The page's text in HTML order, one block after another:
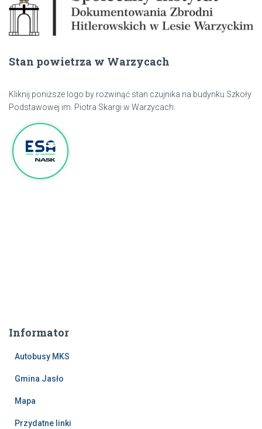
Stan powietrza w Warzycach
Kliknij poniższe logo by rozwinąć stan czujnika na budynku Szkoły
Podstawowej im. Piotra Skargi w Warzycach.
Informator
Autobusy MKS
Gmina Jasło
Mapa
Przydatne linki